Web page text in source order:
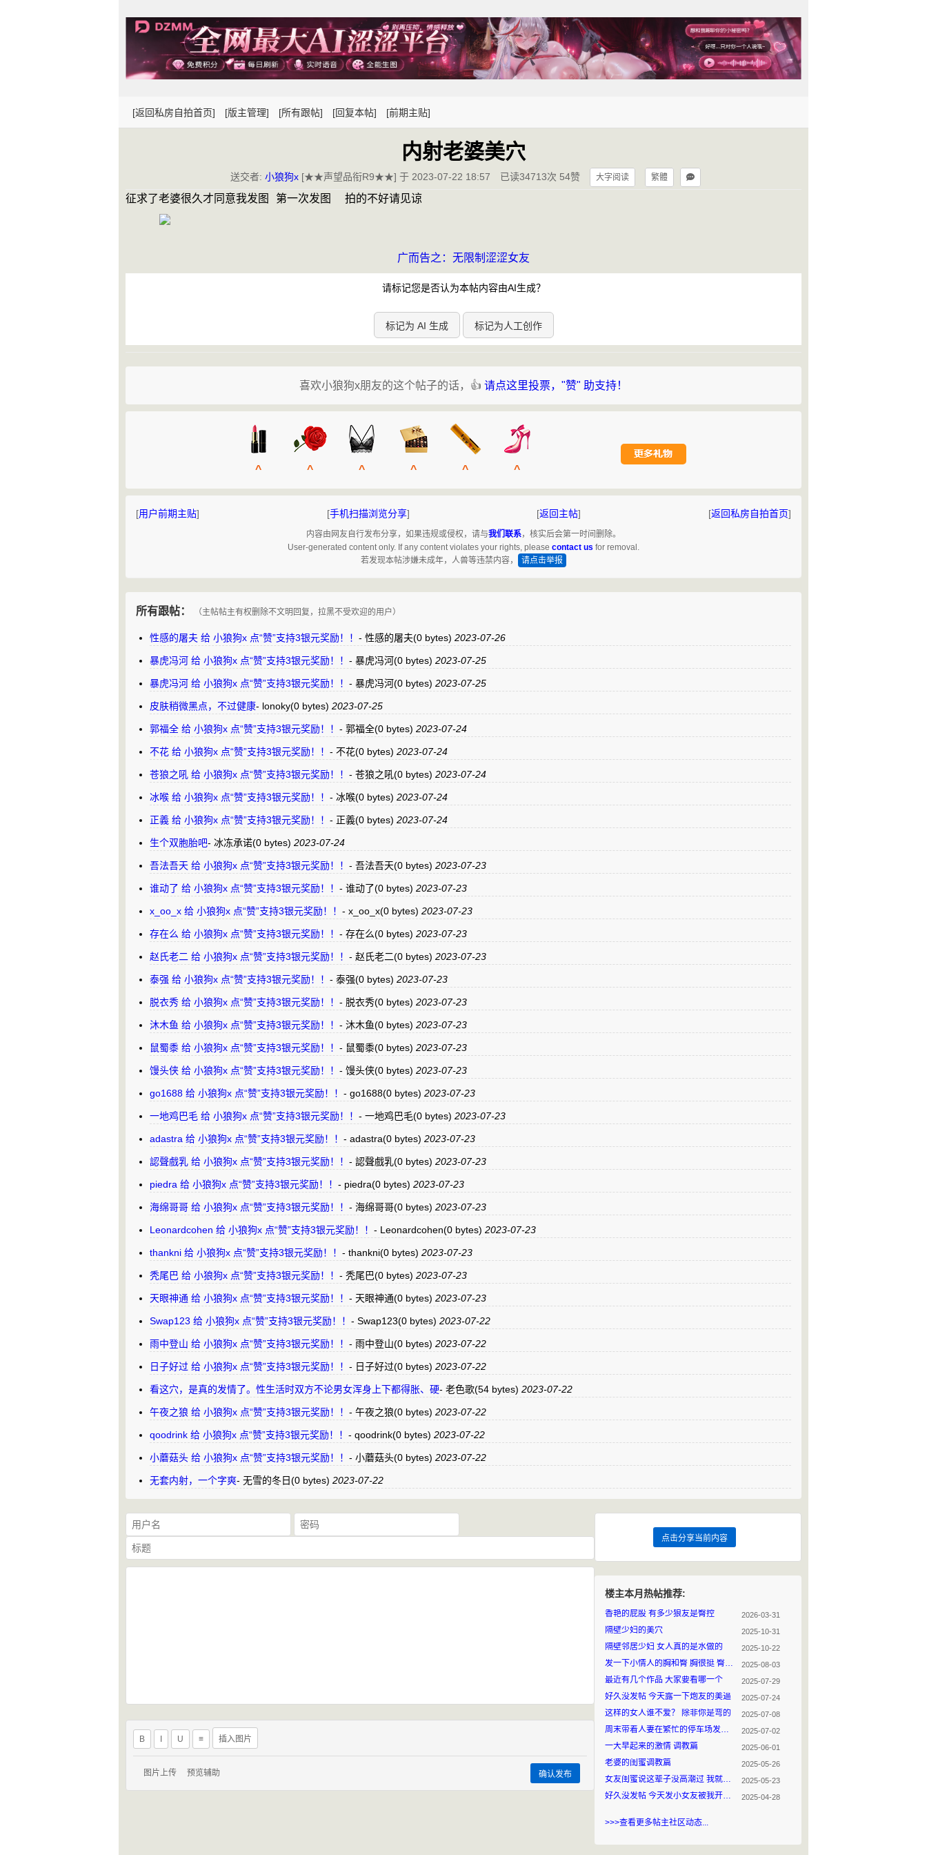
[返回私房自拍首页] [版主管理] [所有跟帖] [回复本帖] [前期主贴]
内射老婆美穴
送交者: 小狼狗x[★★声望品衔R9★★] 于 2023-07-22 18:57 已读34713次 54赞 大字阅读 繁體
征求了老婆很久才同意我发图 第一次发图  拍的不好请见谅
广而告之：无限制涩涩女友
请标记您是否认为本帖内容由AI生成？
标记为 AI 生成 标记为人工创作
喜欢小狼狗x朋友的这个帖子的话，👍 请点这里投票，"赞" 助支持！
^ ^ ^ ^ ^ ^
[用户前期主贴] [手机扫描浏览分享] [返回主帖] [返回私房自拍首页]
内容由网友自行发布分享，如果违规或侵权，请与我们联系，核实后会第一时间删除。
User-generated content only. If any content violates your rights, please contact us for removal.
若发现本帖涉嫌未成年，人兽等违禁内容，
请点击举报
所有跟帖： （主帖帖主有权删除不文明回复，拉黑不受欢迎的用户）
性感的屠夫 给 小狼狗x 点“赞”支持3银元奖励！！ - 性感的屠夫(0 bytes) 2023-07-26
暴虎冯河 给 小狼狗x 点“赞”支持3银元奖励！！ - 暴虎冯河(0 bytes) 2023-07-25
暴虎冯河 给 小狼狗x 点“赞”支持3银元奖励！！ - 暴虎冯河(0 bytes) 2023-07-25
皮肤稍微黑点，不过健康- lonoky(0 bytes) 2023-07-25
郭福全 给 小狼狗x 点“赞”支持3银元奖励！！ - 郭福全(0 bytes) 2023-07-24
不花 给 小狼狗x 点“赞”支持3银元奖励！！ - 不花(0 bytes) 2023-07-24
苍狼之吼 给 小狼狗x 点“赞”支持3银元奖励！！ - 苍狼之吼(0 bytes) 2023-07-24
冰喉 给 小狼狗x 点“赞”支持3银元奖励！！ - 冰喉(0 bytes) 2023-07-24
正義 给 小狼狗x 点“赞”支持3银元奖励！！ - 正義(0 bytes) 2023-07-24
生个双胞胎吧- 冰冻承诺(0 bytes) 2023-07-24
吾法吾天 给 小狼狗x 点“赞”支持3银元奖励！！ - 吾法吾天(0 bytes) 2023-07-23
谁动了 给 小狼狗x 点“赞”支持3银元奖励！！ - 谁动了(0 bytes) 2023-07-23
x_oo_x 给 小狼狗x 点“赞”支持3银元奖励！！ - x_oo_x(0 bytes) 2023-07-23
存在么 给 小狼狗x 点“赞”支持3银元奖励！！ - 存在么(0 bytes) 2023-07-23
赵氏老二 给 小狼狗x 点“赞”支持3银元奖励！！ - 赵氏老二(0 bytes) 2023-07-23
泰强 给 小狼狗x 点“赞”支持3银元奖励！！ - 泰强(0 bytes) 2023-07-23
脱衣秀 给 小狼狗x 点“赞”支持3银元奖励！！ - 脱衣秀(0 bytes) 2023-07-23
沐木鱼 给 小狼狗x 点“赞”支持3银元奖励！！ - 沐木鱼(0 bytes) 2023-07-23
鼠蜀黍 给 小狼狗x 点“赞”支持3银元奖励！！ - 鼠蜀黍(0 bytes) 2023-07-23
馒头侠 给 小狼狗x 点“赞”支持3银元奖励！！ - 馒头侠(0 bytes) 2023-07-23
go1688 给 小狼狗x 点“赞”支持3银元奖励！！ - go1688(0 bytes) 2023-07-23
一地鸡巴毛 给 小狼狗x 点“赞”支持3银元奖励！！ - 一地鸡巴毛(0 bytes) 2023-07-23
adastra 给 小狼狗x 点“赞”支持3银元奖励！！ - adastra(0 bytes) 2023-07-23
認聲戲乳 给 小狼狗x 点“赞”支持3银元奖励！！ - 認聲戲乳(0 bytes) 2023-07-23
piedra 给 小狼狗x 点“赞”支持3银元奖励！！ - piedra(0 bytes) 2023-07-23
海绵哥哥 给 小狼狗x 点“赞”支持3银元奖励！！ - 海绵哥哥(0 bytes) 2023-07-23
Leonardcohen 给 小狼狗x 点“赞”支持3银元奖励！！ - Leonardcohen(0 bytes) 2023-07-23
thankni 给 小狼狗x 点“赞”支持3银元奖励！！ - thankni(0 bytes) 2023-07-23
秃尾巴 给 小狼狗x 点“赞”支持3银元奖励！！ - 秃尾巴(0 bytes) 2023-07-23
天眼神通 给 小狼狗x 点“赞”支持3银元奖励！！ - 天眼神通(0 bytes) 2023-07-23
Swap123 给 小狼狗x 点“赞”支持3银元奖励！！ - Swap123(0 bytes) 2023-07-22
雨中登山 给 小狼狗x 点“赞”支持3银元奖励！！ - 雨中登山(0 bytes) 2023-07-22
日子好过 给 小狼狗x 点“赞”支持3银元奖励！！ - 日子好过(0 bytes) 2023-07-22
看这穴，是真的发情了。性生活时双方不论男女浑身上下都得胀、硬- 老色歌(54 bytes) 2023-07-22
午夜之狼 给 小狼狗x 点“赞”支持3银元奖励！！ - 午夜之狼(0 bytes) 2023-07-22
qoodrink 给 小狼狗x 点“赞”支持3银元奖励！！ - qoodrink(0 bytes) 2023-07-22
小蘑菇头 给 小狼狗x 点“赞”支持3银元奖励！！ - 小蘑菇头(0 bytes) 2023-07-22
无套内射，一个字爽- 无雪的冬日(0 bytes) 2023-07-22
B U ≡ 插入图片
图片上传 预览辅助 确认发布
点击分享当前内容
楼主本月热帖推荐:
香艳的屁股 有多少狼友是臀控 2026-03-31
隔壁少妇的美穴 2025-10-31
隔壁邻居少妇 女人真的是水做的 2025-10-22
发一下小情人的胸和臀 胸很挺 臀很翘 2025-08-03
最近有几个作品 大家要看哪一个 2025-07-29
好久没发帖 今天露一下炮友的美逼 2025-07-24
这样的女人谁不爱？ 除非你是弯的 2025-07-08
周末带着人妻在繁忙的停车场发生的故事 2025-07-02
一大早起来的激情 调教篇 2025-06-01
老婆的闺蜜调教篇 2025-05-26
女友闺蜜说这辈子没高潮过 我就带她飘一次 2025-05-23
好久没发帖 今天发小女友被我开发后发肿状态 2025-04-28
>>>查看更多帖主社区动态...